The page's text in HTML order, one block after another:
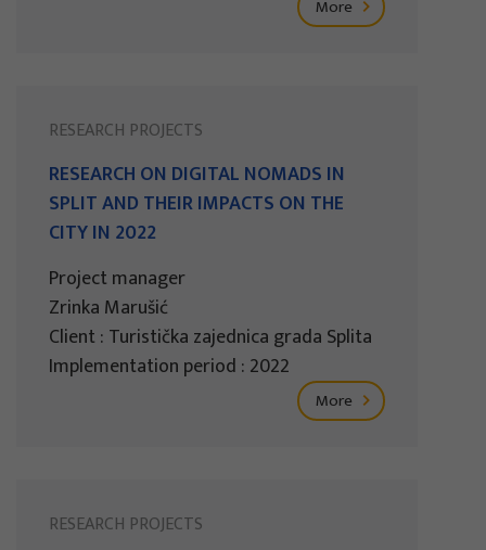
More
RESEARCH PROJECTS
RESEARCH ON DIGITAL NOMADS IN
SPLIT AND THEIR IMPACTS ON THE
CITY IN 2022
Project manager
Zrinka Marušić
Client : Turistička zajednica grada Splita
Implementation period : 2022
More
RESEARCH PROJECTS